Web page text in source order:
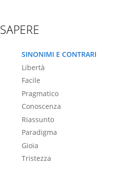
SAPERE
SINONIMI E CONTRARI
Libertà
Facile
Pragmatico
Conoscenza
Riassunto
Paradigma
Gioia
Tristezza